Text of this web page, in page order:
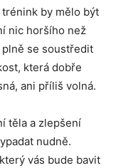
by mělo být
nic horšího než
se soustředit
která dobře
ani příliš volná.
těla a zlepšení
nudně.
vás bude bavit